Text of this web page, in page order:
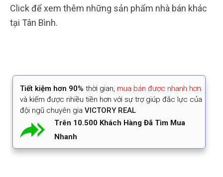
Click để xem thêm những sản phẩm nhà bán khác
tại Tân Bình.
Tiết kiệm hơn 90% thời gian, mua bán được nhanh hơn
và kiếm được nhiều tiền hơn với sự trợ giúp đắc lực của
đội ngũ chuyên gia VICTORY REAL
Trên 10.500 Khách Hàng Đã Tìm Mua
Nhanh